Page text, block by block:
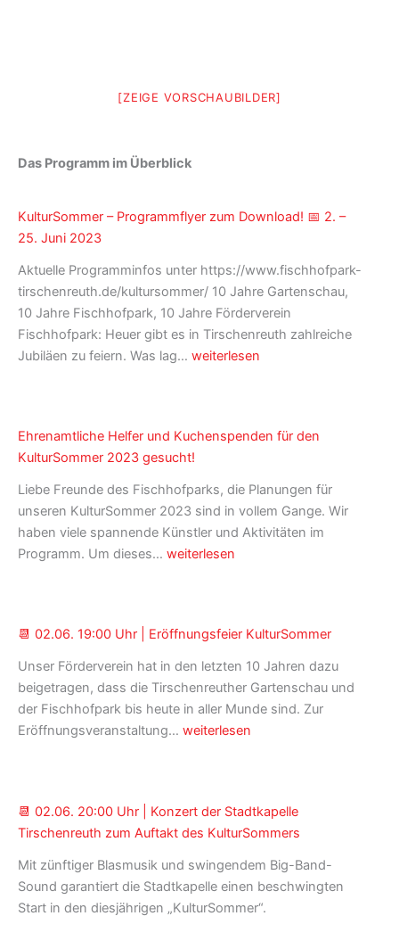
[ZEIGE VORSCHAUBILDER]
Das Programm im Überblick
KulturSommer – Programmflyer zum Download! 📅 2. –
25. Juni 2023
Aktuelle Programminfos unter https://www.fischhofpark-
tirschenreuth.de/kultursommer/ 10 Jahre Gartenschau,
10 Jahre Fischhofpark, 10 Jahre Förderverein
Fischhofpark: Heuer gibt es in Tirschenreuth zahlreiche
Jubiläen zu feiern. Was lag… KulturSommer
Download!
📅
2.
25.
Juni
weiterlesen
Ehrenamtliche Helfer und Kuchenspenden für den
KulturSommer 2023 gesucht!
Liebe Freunde des Fischhofparks, die Planungen für
unseren KulturSommer 2023 sind in vollem Gange. Wir
haben viele spannende Künstler und Aktivitäten im
Programm. Um dieses… Ehrenamtliche
für
den
KulturSommer
2023
gesucht!
weiterlesen
📆 02.06. 19:00 Uhr | Eröffnungsfeier KulturSommer
Unser Förderverein hat in den letzten 10 Jahren dazu
beigetragen, dass die Tirschenreuther Gartenschau und
der Fischhofpark bis heute in aller Munde sind. Zur
Eröffnungsveranstaltung… 📆
|
Eröffnungsfeier
KulturSommer
weiterlesen
📆 02.06. 20:00 Uhr | Konzert der Stadtkapelle
Tirschenreuth zum Auftakt des KulturSommers
Mit zünftiger Blasmusik und swingendem Big-Band-
Sound garantiert die Stadtkapelle einen beschwingten
Start in den diesjährigen „KulturSommer“.